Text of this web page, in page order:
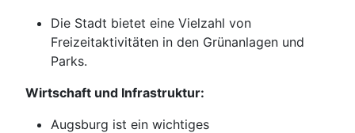
Die Stadt bietet eine Vielzahl von
Freizeitaktivitäten in den Grünanlagen und
Parks.
Wirtschaft und Infrastruktur:
Augsburg ist ein wichtiges